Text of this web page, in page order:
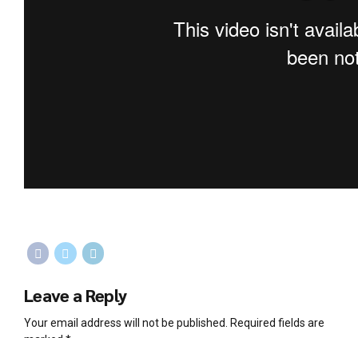
Leave a Reply
Your email address will not be published. Required fields are